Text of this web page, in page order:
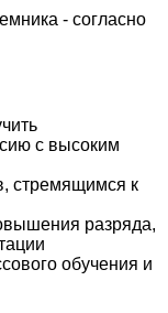
- согласно
с высоким
стремящимся к
разряда,
обучения и